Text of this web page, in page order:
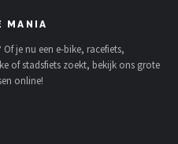
MANIA
Of je nu een e-bike, racefiets,
of stadsfiets zoekt, bekijk ons grote
online!